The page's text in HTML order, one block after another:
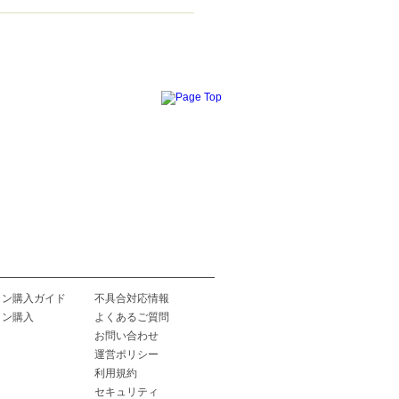
購入ガイド
購入
不具合対応情報
よくあるご質問
お問い合わせ
運営ポリシー
利用規約
セキュリティ